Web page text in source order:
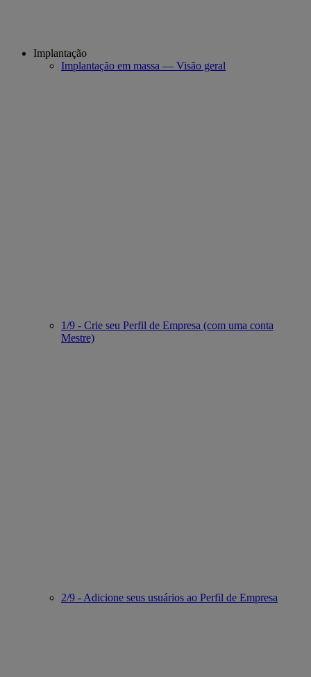
Implantação
Implantação em massa — Visão geral
1/9 - Crie seu Perfil de Empresa (com uma conta
Mestre)
2/9 - Adicione seus usuários ao Perfil de Empresa